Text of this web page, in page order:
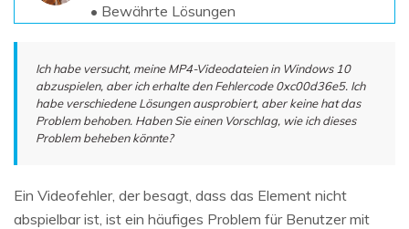
Repairit - Datenreparatur
UBackit - Datensicherung
• Bewährte Lösungen
Ich habe versucht, meine MP4-Videodateien in Windows 10
abzuspielen, aber ich erhalte den Fehlercode 0xc00d36e5. Ich
habe verschiedene Lösungen ausprobiert, aber keine hat das
Problem behoben. Haben Sie einen Vorschlag, wie ich dieses
Problem beheben könnte?
Ein Videofehler, der besagt, dass das Element nicht
abspielbar ist, ist ein häufiges Problem für Benutzer mit